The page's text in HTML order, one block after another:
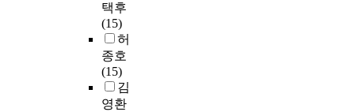
택후
(15)
허
종호
(15)
김
영환